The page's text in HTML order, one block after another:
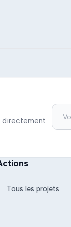
directement
Tous les projets